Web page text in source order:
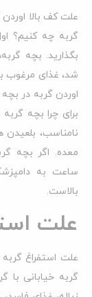
علت کف بالا اوردن
بگذارید. بچه
شد، غذای مرغوب
اوردن گربه در
برای چرا بچه
نامناسب، بلعیدن
ساعت به
بالاست.
علت
علت استفراغ
گربه خیابانی با